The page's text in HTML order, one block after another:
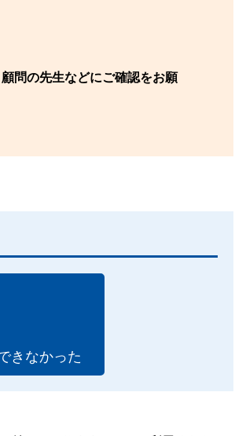
問の先生などにご確認をお願
きなかった